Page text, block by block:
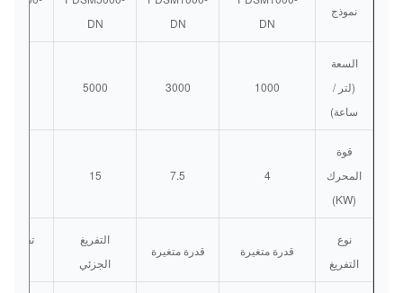
نموذج
DN
DN
DN
السعة
(لتر /
ساعة)
1000
3000
5000
قوة
المحرك
(KW)
4
7.5
15
نوع
التفريغ
قدرة متغيرة قدرة متغيرة
التفريغ
الجزئي
تفريغ